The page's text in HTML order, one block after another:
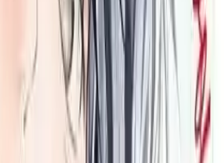
ve Yayın Kalitesi
kaliteli baskı ve dayanıklı olmayan
Türkçe dilinde hazırlanmış olmasıdır.
ve etkileyici üslubu, genç okuyucuların
akışını sağlıklı ve anlaşılır kılar. Yazarın
ve olayların gerçekçi anlatımı,
çeker.